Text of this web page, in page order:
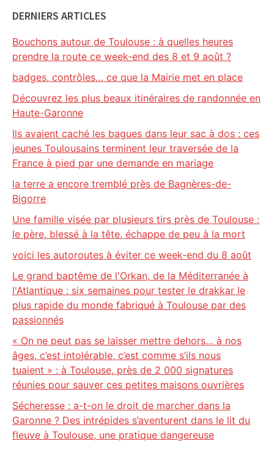
DERNIERS ARTICLES
Bouchons autour de Toulouse : à quelles heures
prendre la route ce week-end des 8 et 9 août ?
badges, contrôles… ce que la Mairie met en place
Découvrez les plus beaux itinéraires de randonnée en
Haute-Garonne
Ils avaient caché les bagues dans leur sac à dos : ces
jeunes Toulousains terminent leur traversée de la
France à pied par une demande en mariage
la terre a encore tremblé près de Bagnères-de-
Bigorre
Une famille visée par plusieurs tirs près de Toulouse :
le père, blessé à la tête, échappe de peu à la mort
voici les autoroutes à éviter ce week-end du 8 août
Le grand baptême de l'Orkan, de la Méditerranée à
l'Atlantique : six semaines pour tester le drakkar le
plus rapide du monde fabriqué à Toulouse par des
passionnés
« On ne peut pas se laisser mettre dehors… à nos
âges, c’est intolérable, c’est comme s’ils nous
tuaient » : à Toulouse, près de 2 000 signatures
réunies pour sauver ces petites maisons ouvrières
Sécheresse : a-t-on le droit de marcher dans la
Garonne ? Des intrépides s’aventurent dans le lit du
fleuve à Toulouse, une pratique dangereuse